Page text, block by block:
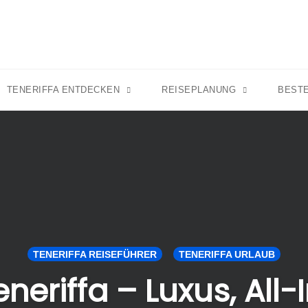
TENERIFFA ENTDECKEN REISEPLANUNG
TENERIFFA REISEFÜHRER TENERIFFA URLAUB
– Luxus,